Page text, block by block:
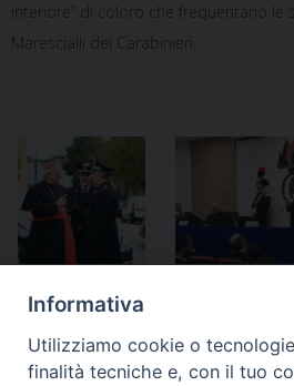
interiore” di coloro che frequentano le
Marescialli dei Carabinieri.
Notificheapp
Informativa
Utilizziamo cookie o
finalità tecniche e, con il tuo